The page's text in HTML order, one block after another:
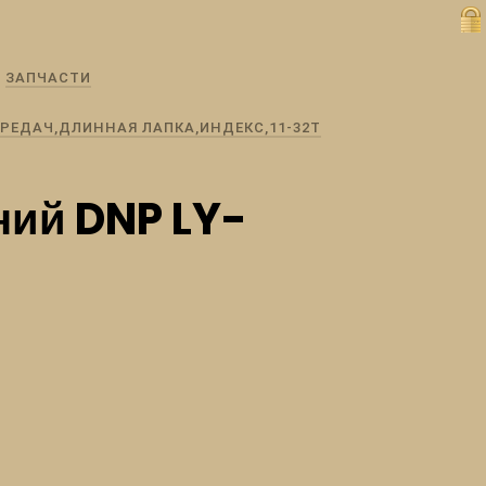
ЗАПЧАСТИ
ЛАПКА,ИНДЕКС,11-32Т
DNP LY-